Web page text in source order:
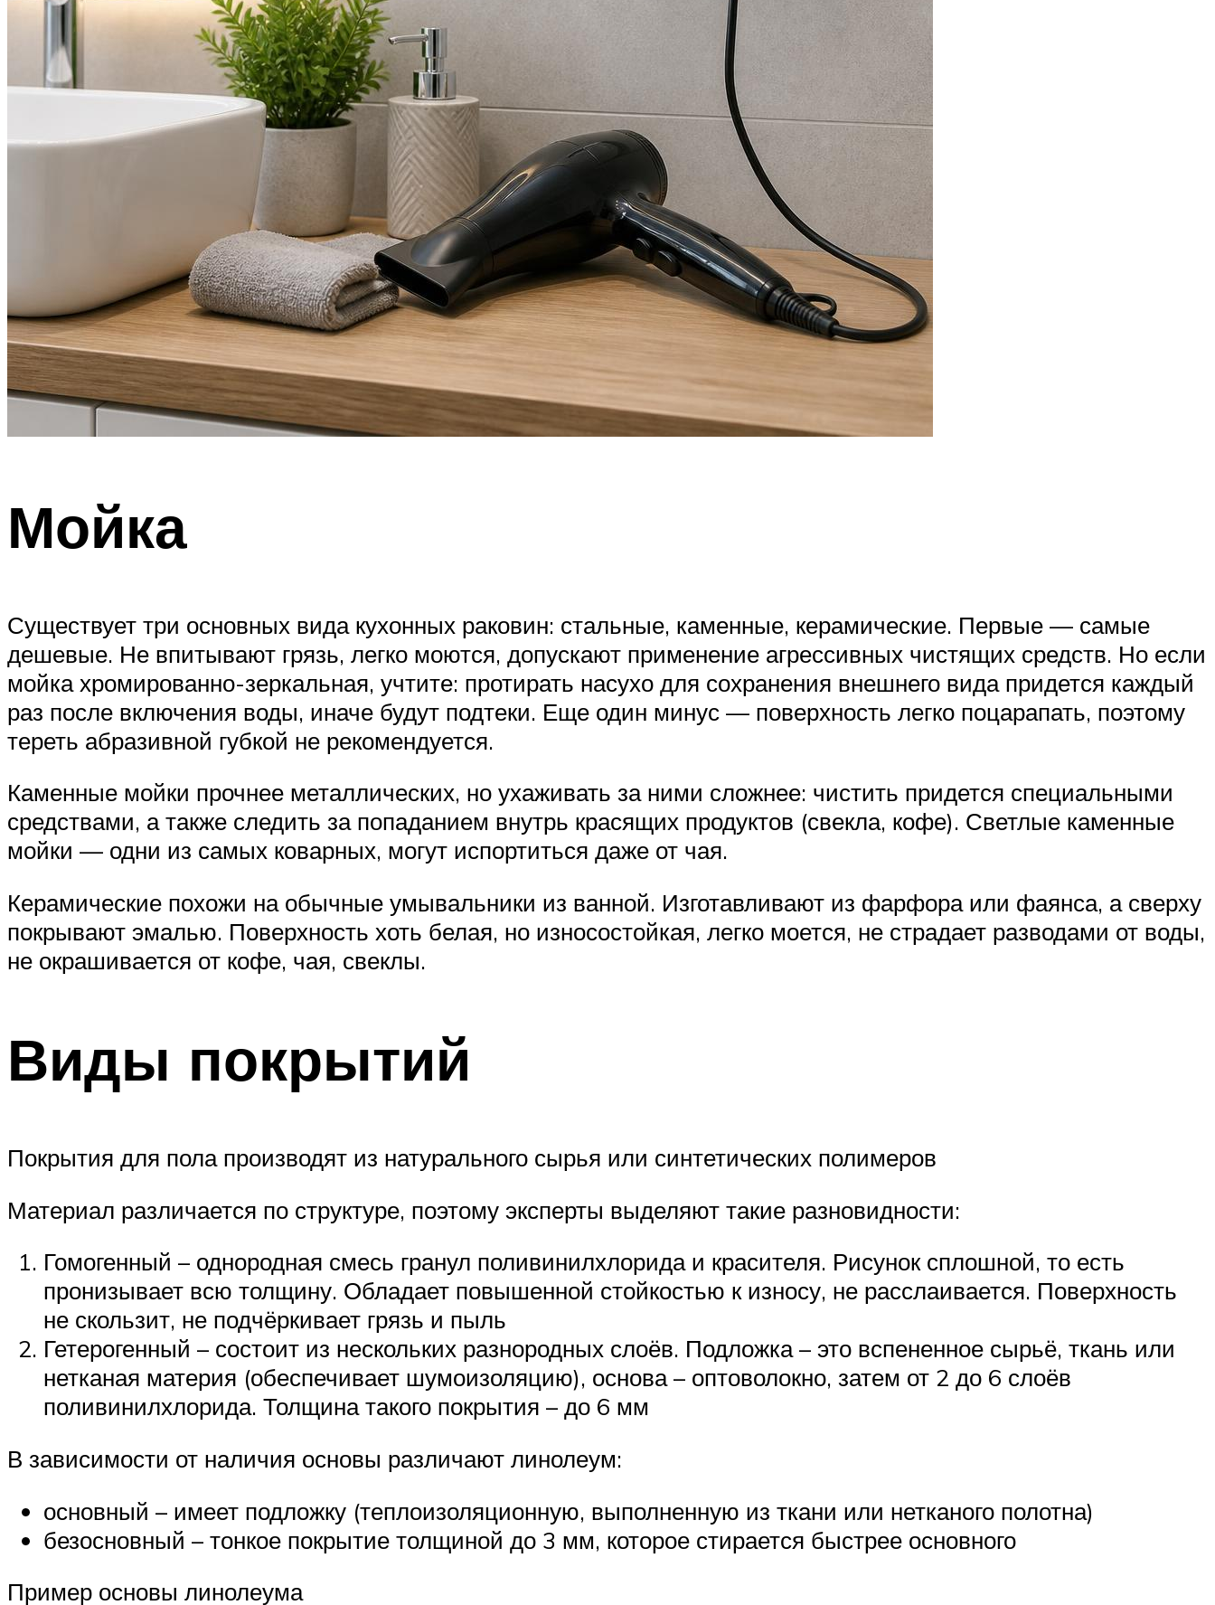
Мойка
Существует три основных вида кухонных раковин: стальные, каменные, керамические. Первые — самые
дешевые. Не впитывают грязь, легко моются, допускают применение агрессивных чистящих средств. Но если
мойка хромированно-зеркальная, учтите: протирать насухо для сохранения внешнего вида придется каждый
раз после включения воды, иначе будут подтеки. Еще один минус — поверхность легко поцарапать, поэтому
тереть абразивной губкой не рекомендуется.
Каменные мойки прочнее металлических, но ухаживать за ними сложнее: чистить придется специальными
средствами, а также следить за попаданием внутрь красящих продуктов (свекла, кофе). Светлые каменные
мойки — одни из самых коварных, могут испортиться даже от чая.
Керамические похожи на обычные умывальники из ванной. Изготавливают из фарфора или фаянса, а сверху
покрывают эмалью. Поверхность хоть белая, но износостойкая, легко моется, не страдает разводами от воды,
не окрашивается от кофе, чая, свеклы.
Виды покрытий
Покрытия для пола производят из натурального сырья или синтетических полимеров
Материал различается по структуре, поэтому эксперты выделяют такие разновидности:
Гомогенный – однородная смесь гранул поливинилхлорида и красителя. Рисунок сплошной, то есть
пронизывает всю толщину. Обладает повышенной стойкостью к износу, не расслаивается. Поверхность
не скользит, не подчёркивает грязь и пыль
Гетерогенный – состоит из нескольких разнородных слоёв. Подложка – это вспененное сырьё, ткань или
нетканая материя (обеспечивает шумоизоляцию), основа – оптоволокно, затем от 2 до 6 слоёв
поливинилхлорида. Толщина такого покрытия – до 6 мм
В зависимости от наличия основы различают линолеум:
основный – имеет подложку (теплоизоляционную, выполненную из ткани или нетканого полотна)
безосновный – тонкое покрытие толщиной до 3 мм, которое стирается быстрее основного
Пример основы линолеума